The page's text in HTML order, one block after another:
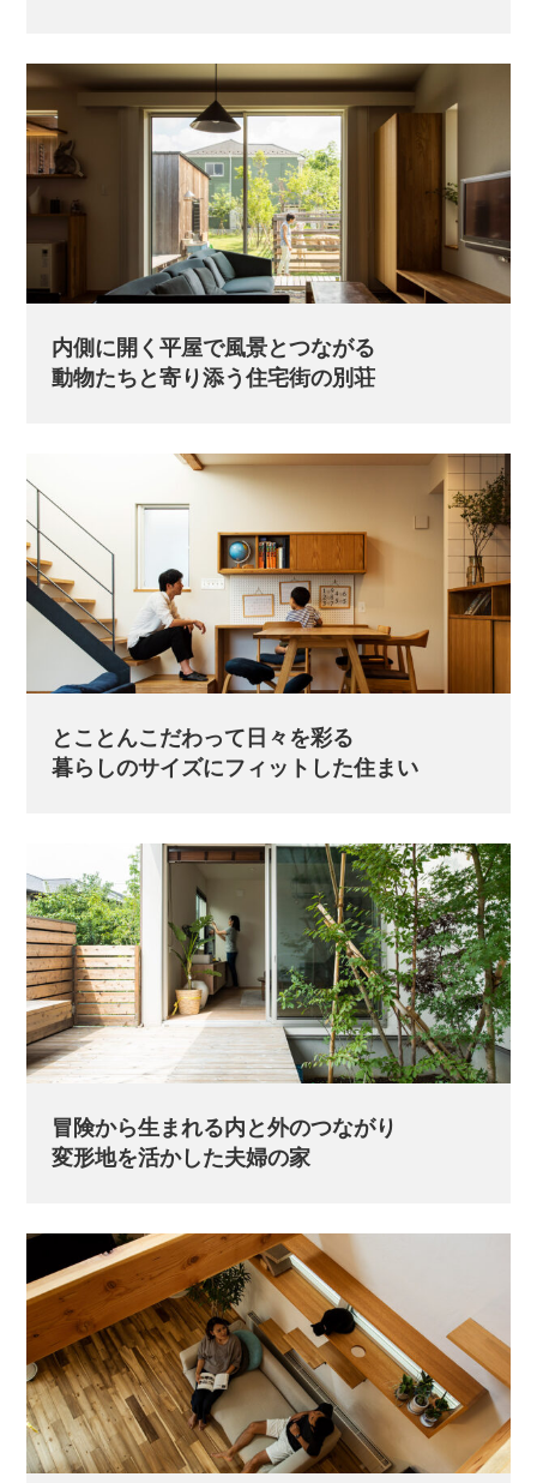
内側に開く平屋で風景とつながる
動物たちと寄り添う住宅街の別荘
とことんこだわって日々を彩る
暮らしのサイズにフィットした住まい
冒険から生まれる内と外のつながり
変形地を活かした夫婦の家